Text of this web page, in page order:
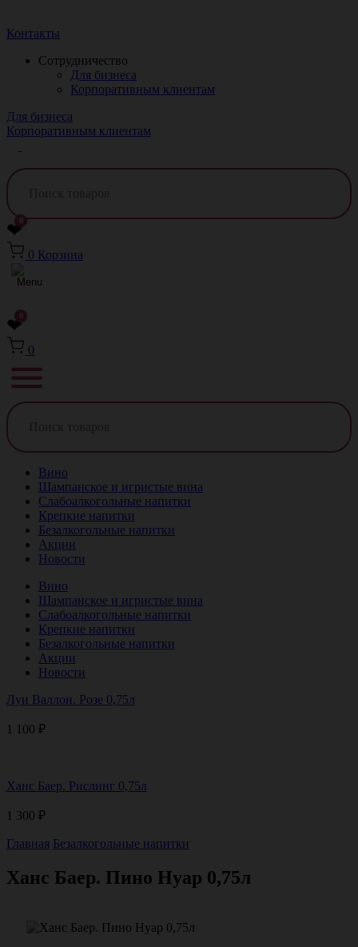
Контакты
Сотрудничество
Для бизнеса
Корпоративным клиентам
Для бизнеса
Корпоративным клиентам
❤0
0 Корзина
❤0
0
Вино
Шампанское и игристые вина
Слабоалкогольные напитки
Крепкие напитки
Безалкогольные напитки
Акции
Новости
Вино
Шампанское и игристые вина
Слабоалкогольные напитки
Крепкие напитки
Безалкогольные напитки
Акции
Новости
Луи Валлон. Розе 0,75л
1 100 ₽
Ханс Баер. Рислинг 0,75л
1 300 ₽
Главная Безалкогольные напитки
Ханс Баер. Пино Нуар 0,75л